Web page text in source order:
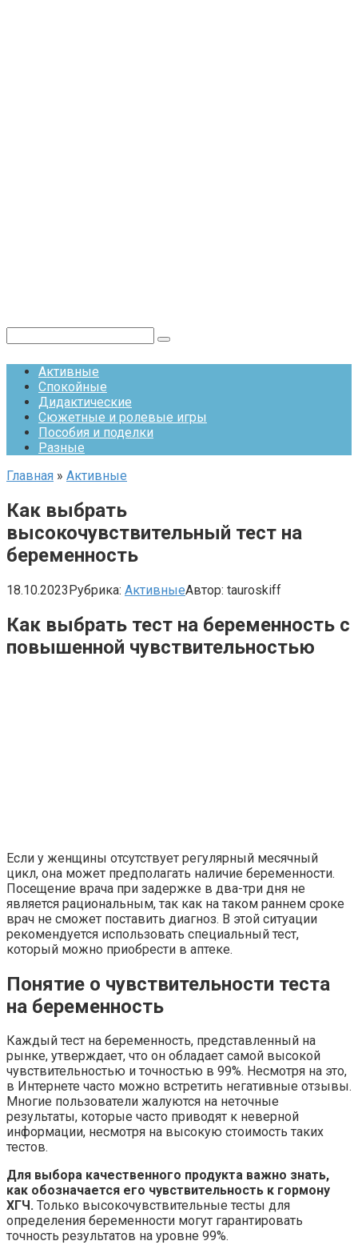
Активные
Спокойные
Дидактические
Сюжетные и ролевые игры
Пособия и поделки
Разные
Главная » Активные
Как выбрать
высокочувствительный тест на
беременность
18.10.2023Рубрика: АктивныеАвтор: tauroskiff
Как выбрать тест на беременность с
повышенной чувствительностью
Если у женщины отсутствует регулярный месячный
цикл, она может предполагать наличие беременности.
Посещение врача при задержке в два-три дня не
является рациональным, так как на таком раннем сроке
врач не сможет поставить диагноз. В этой ситуации
рекомендуется использовать специальный тест,
который можно приобрести в аптеке.
Понятие о чувствительности теста
на беременность
Каждый тест на беременность, представленный на
рынке, утверждает, что он обладает самой высокой
чувствительностью и точностью в 99%. Несмотря на это,
в Интернете часто можно встретить негативные отзывы.
Многие пользователи жалуются на неточные
результаты, которые часто приводят к неверной
информации, несмотря на высокую стоимость таких
тестов.
Для выбора качественного продукта важно знать,
как обозначается его чувствительность к гормону
ХГЧ. Только высокочувствительные тесты для
определения беременности могут гарантировать
точность результатов на уровне 99%.